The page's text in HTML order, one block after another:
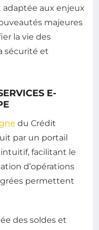
aux enjeux
majeures
la vie des
sécurité et
E-
du Crédit
par un portail
facilitant le
d’opérations
permettent
des soldes et